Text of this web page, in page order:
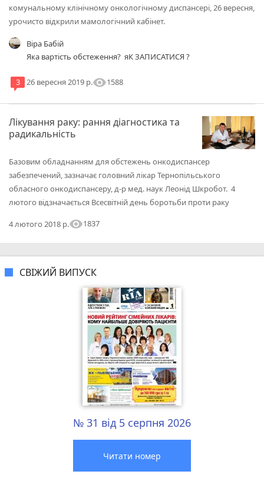
комунальному клінічному онкологічному диспансері, 26 вересня,
урочисто відкрили мамологічний кабінет.
Віра Бабій
Яка вартість обстеження? яК ЗАПИСАТИСЯ ?
3 26 вересня 2019 р.visibility1588
Лікування раку: рання діагностика та
радикальність
Базовим обладнанням для обстежень онкодиспансер
забезпечений, зазначає головний лікар Тернопільського
обласного онкодиспансеру, д-р мед. наук Леонід Шкробот. 4
лютого відзначається Всесвітній день боротьби проти раку
4 лютого 2018 р.visibility1837
СВІЖИЙ ВИПУСК
№ 31 від 5 серпня 2026
Читати номер